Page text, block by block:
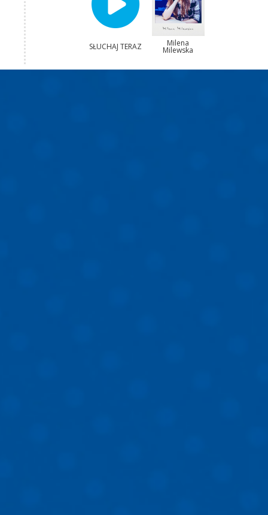
SŁUCHAJ TERAZ Milena
Milewska